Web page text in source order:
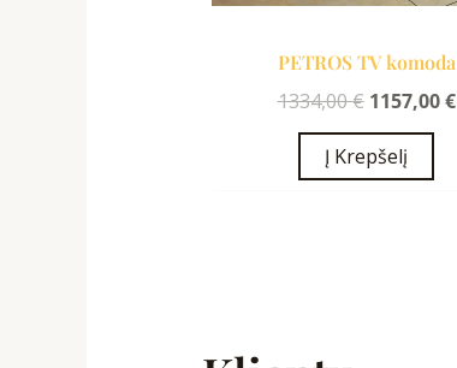
PETROS TV komoda
1334,00€ 1157,00€
Į Krepšelį